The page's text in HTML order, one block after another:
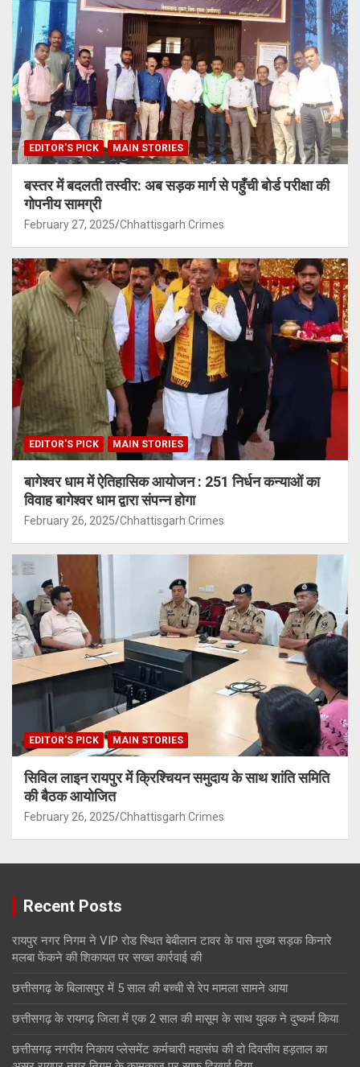
EDITOR'S PICK MAIN STORIES
बस्तर में बदलती तस्वीर: अब सड़क मार्ग से पहुँची बोर्ड परीक्षा की
गोपनीय सामग्री
February 27, 2025 Chhattisgarh Crimes
EDITOR'S PICK MAIN STORIES
बागेश्वर धाम में ऐतिहासिक आयोजन : 251 निर्धन कन्याओं का
विवाह बागेश्वर धाम द्वारा संपन्न होगा
February 26, 2025 Chhattisgarh Crimes
EDITOR'S PICK MAIN STORIES
सिविल लाइन रायपुर में क्रिश्चियन समुदाय के साथ शांति समिति
की बैठक आयोजित
February 26, 2025 Chhattisgarh Crimes
Recent Posts
रायपुर नगर निगम ने VIP रोड स्थित बेबीलान टावर के पास मुख्य सड़क किनारे
मलबा फेंकने की शिकायत पर सख्त कार्रवाई की
छत्तीसगढ़ के बिलासपुर में 5 साल की बच्ची से रेप मामला सामने आया
छत्तीसगढ़ के रायगढ़ जिला में एक 2 साल की मासूम के साथ युवक ने दुष्कर्म किया
छत्तीसगढ़ नगरीय निकाय प्लेसमेंट कर्मचारी महासंघ की दो दिवसीय हड़ताल का